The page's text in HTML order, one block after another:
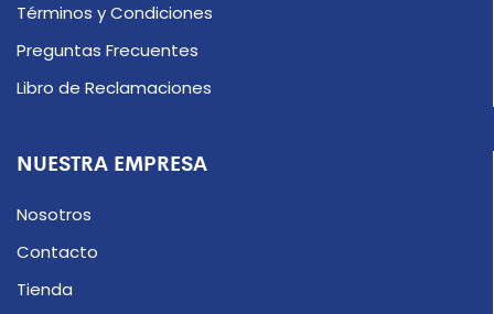
Términos y Condiciones
Preguntas Frecuentes
Libro de Reclamaciones
NUESTRA EMPRESA
Nosotros
Contacto
Tienda